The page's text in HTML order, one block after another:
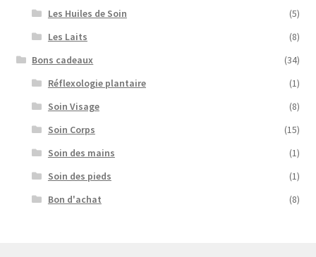
Les Huiles de Soin
(5)
Les Laits
(8)
Bons cadeaux
(34)
Réflexologie plantaire
(1)
Soin Visage
(8)
Soin Corps
(15)
Soin des mains
(1)
Soin des pieds
(1)
Bon d'achat
(8)